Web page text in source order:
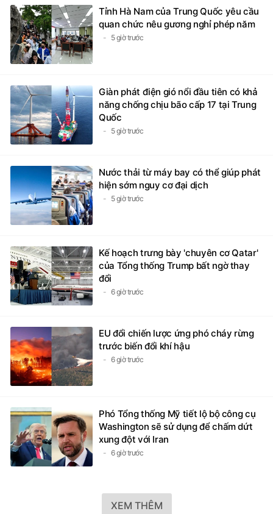
Tỉnh Hà Nam của Trung Quốc yêu cầu
quan chức nêu gương nghỉ phép năm
5 giờ trước
Giàn phát điện gió nổi đầu tiên có khả
năng chống chịu bão cấp 17 tại Trung
Quốc
5 giờ trước
Nước thải từ máy bay có thể giúp phát
hiện sớm nguy cơ đại dịch
5 giờ trước
Kế hoạch trưng bày 'chuyên cơ Qatar'
của Tổng thống Trump bất ngờ thay
đổi
6 giờ trước
EU đổi chiến lược ứng phó cháy rừng
trước biến đổi khí hậu
6 giờ trước
Phó Tổng thống Mỹ tiết lộ bộ công cụ
Washington sẽ sử dụng để chấm dứt
xung đột với Iran
6 giờ trước
XEM THÊM